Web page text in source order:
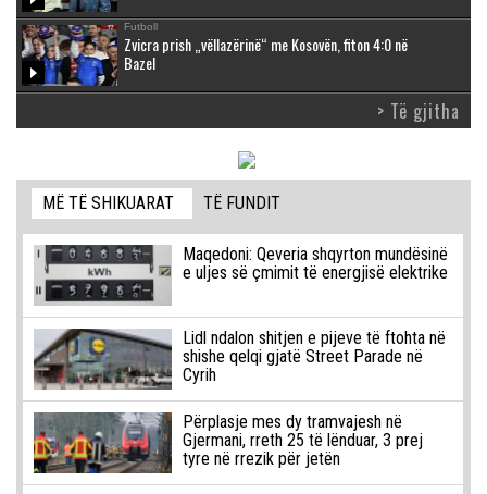
Futboll
Zvicra prish „vëllazërinë“ me Kosovën, fiton 4:0 në
Bazel
> Të gjitha
MË TË SHIKUARAT TË FUNDIT
Maqedoni: Qeveria shqyrton mundësinë
e uljes së çmimit të energjisë elektrike
Lidl ndalon shitjen e pijeve të ftohta në
shishe qelqi gjatë Street Parade në
Cyrih
Përplasje mes dy tramvajesh në
Gjermani, rreth 25 të lënduar, 3 prej
tyre në rrezik për jetën